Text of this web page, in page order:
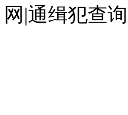
网|通缉犯查